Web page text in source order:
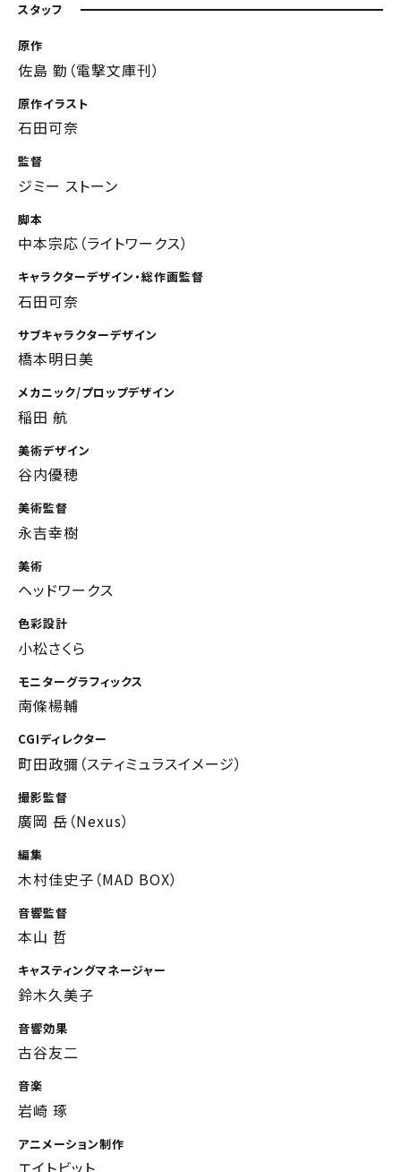
スタッフ
原作
佐島 勤（電撃文庫刊）
原作イラスト
石田可奈
監督
ジミー ストーン
脚本
中本宗応（ライトワークス）
キャラクターデザイン・総作画監督
石田可奈
サブキャラクターデザイン
橋本明日美
メカニック/プロップデザイン
稲田 航
美術デザイン
谷内優穂
美術監督
永吉幸樹
美術
ヘッドワークス
色彩設計
小松さくら
モニターグラフィックス
南條楊輔
CGIディレクター
町田政彌（スティミュラスイメージ）
撮影監督
廣岡 岳（Nexus）
編集
木村佳史子（MAD BOX）
音響監督
本山 哲
キャスティングマネージャー
鈴木久美子
音響効果
古谷友二
音楽
岩崎 琢
アニメーション制作
エイトビット